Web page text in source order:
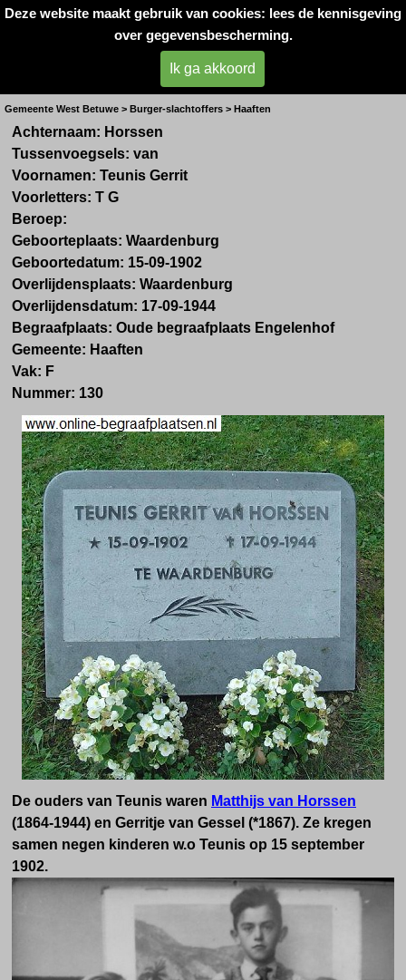
Deze website maakt gebruik van cookies: lees de kennisgeving
over gegevensbescherming.
Ik ga akkoord
Oorlogsslachtoffers
West- Betuwe
Gemeente West Betuwe > Burger-slachtoffers > Haaften
Achternaam: Horssen
Tussenvoegsels: van
Voornamen: Teunis Gerrit
Voorletters: T G
Beroep:
Geboorteplaats: Waardenburg
Geboortedatum: 15-09-1902
Overlijdensplaats: Waardenburg
Overlijdensdatum: 17-09-1944
Begraafplaats: Oude begraafplaats Engelenhof
Gemeente: Haaften
Vak: F
Nummer: 130
De ouders van Teunis waren Matthijs van Horssen
(1864-1944) en Gerritje van Gessel (*1867). Ze kregen
samen negen kinderen w.o Teunis op 15 september
1902.